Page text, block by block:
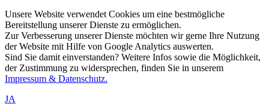
Unsere Website verwendet Cookies um eine bestmögliche
Bereitstellung unserer Dienste zu ermöglichen.
Zur Verbesserung unserer Dienste möchten wir gerne Ihre Nutzung
der Website mit Hilfe von Google Analytics auswerten.
Sind Sie damit einverstanden? Weitere Infos sowie die Möglichkeit,
der Zustimmung zu widersprechen, finden Sie in unserem
Impressum & Datenschutz.
JA